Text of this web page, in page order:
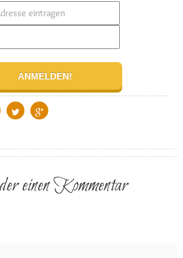
einen Kommentar